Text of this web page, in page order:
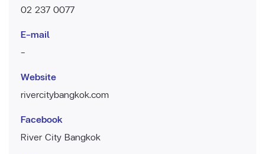
02 237 0077
E-mail
-
Website
rivercitybangkok.com
Facebook
River City Bangkok